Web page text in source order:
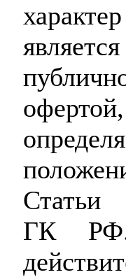
является
офертой,
ГК